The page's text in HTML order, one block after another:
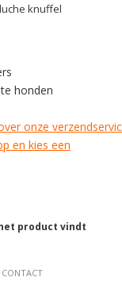
knuffel
honden
onze
en kies een
product vindt
CONTACT